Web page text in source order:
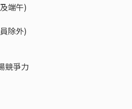
端午)
除外)
競爭力